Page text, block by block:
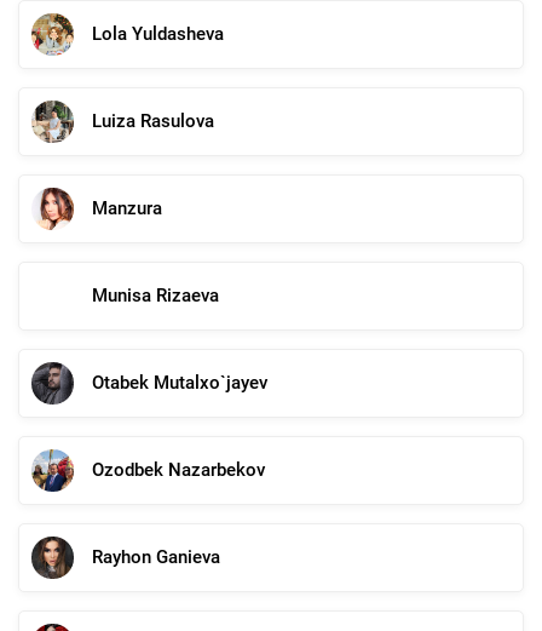
Lola Yuldasheva
Luiza Rasulova
Manzura
Munisa Rizaeva
Otabek Mutalxo`jayev
Ozodbek Nazarbekov
Rayhon Ganieva